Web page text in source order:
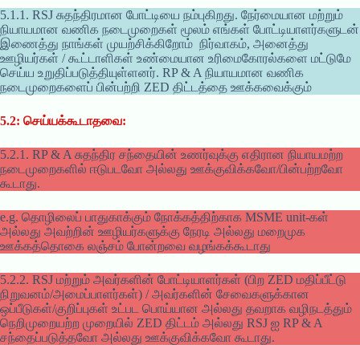
5.1.1. RSJ சுதந்திரமான போட்டியை நம்புகிறது. நேர்மையான மற்றும்
நியாயமான வணிக நடைமுறைகள் மூலம் எங்கள் போட்டியாளர்களுடன்
இணைத்து நாங்கள் முயற்சிக்கிறோம் நிர்வாகம், அனைத்து
ஊழியர்கள் / கூட்டாளிகள் உண்மையான உரிமைகோரல்களை மட்டுமே
செய்ய உறுதிப்படுத்தியுள்ளனர். RP & A நியாயமான வணிக
நடைமுறைகளைப் பின்பற்றி ZED திட்டத்தை ஊக்கவைக்கும்
5.2: செய்யக்கூடாதவை:
5.2.1. RP & A சுதந்திர சந்தையின் உணர்வுக்கு எதிரான நியாயமற்ற
நடைமுறைகளில் ஈடுபடவோ அல்லது ஊக்குவிக்கவோ/பின்பற்றவோ
கூடாது.
e.g. தொழிலைப் பாதுகாக்கும் நோக்கத்திற்காக MSME unit-கள்
அல்லது அவற்றின் ஊழியர்களுக்கு நேரடி அல்லது மறைமுக
ஊக்கத்தொகை லஞ்சம் போன்றவை வழங்கக்கூடாது
5.2.2. RSJ மற்றும் அவர்களின் போட்டியாளர்கள் (பிற ZED மதிப்பீட்டு
நிறுவனம்/அமைப்பாளர்கள்) / அவர்களின் சேவைகளுக்கான
ஒப்பீடுகள்/குறிப்புகள் உட்பட பொய்யான அல்லது தவறாக வழிநடத்தும்
நெறிமுறையற்ற முறையில் ZED திட்டம் அல்லது RSJ ஐ RP & A
சந்தைப்படுத்தவோ அல்லது ஊக்குவிக்கவோ கூடாது.